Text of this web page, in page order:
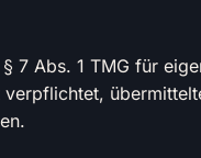
7 Abs. 1 TMG für